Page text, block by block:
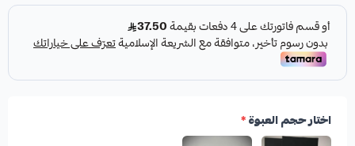
اختار حجم العبوة*